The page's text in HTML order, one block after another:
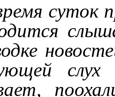
суток